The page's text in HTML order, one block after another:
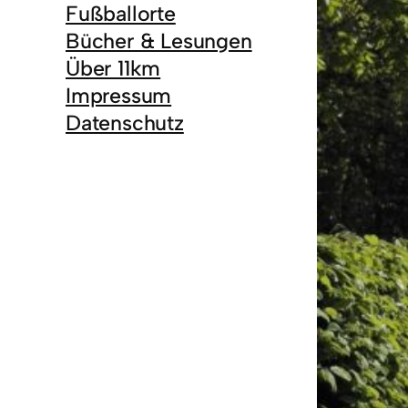
Fußballorte
Bücher & Lesungen
Über 11km
Impressum
Datenschutz